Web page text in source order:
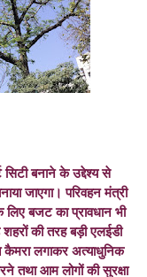
सिटी बनाने के उद्देश्य से
जाएगा। परिवहन मंत्री
बजट का प्रावधान भी
की तरह बड़ी एलईडी
लगाकर अत्याधुनिक
तथा आम लोगों की सुरक्षा